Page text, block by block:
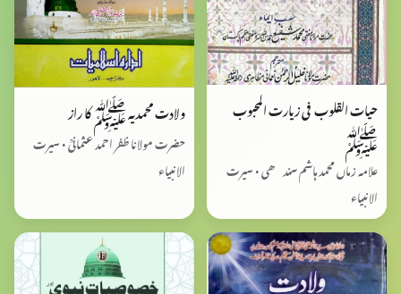
حیات القلوب فی زیارت المحبوب
ﷺ
علامہ زماں محمد ہاشم سندھی • سیرت
الانبیاء
ولادت محمدیہ ﷺ کا راز
حضرت مولانا ظفر احمد عثمانیؒ • سیرت
الانبیاء